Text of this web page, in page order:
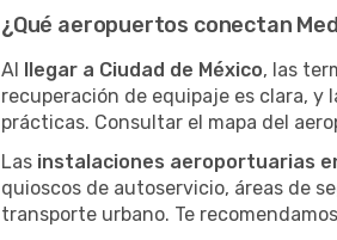
¿Qué aeropuertos conectan
Al llegar a Ciudad de México, las
recuperación de equipaje es clara,
prácticas. Consultar el mapa del
Las instalaciones aeroportuarias
quioscos de autoservicio, áreas de
transporte urbano. Te